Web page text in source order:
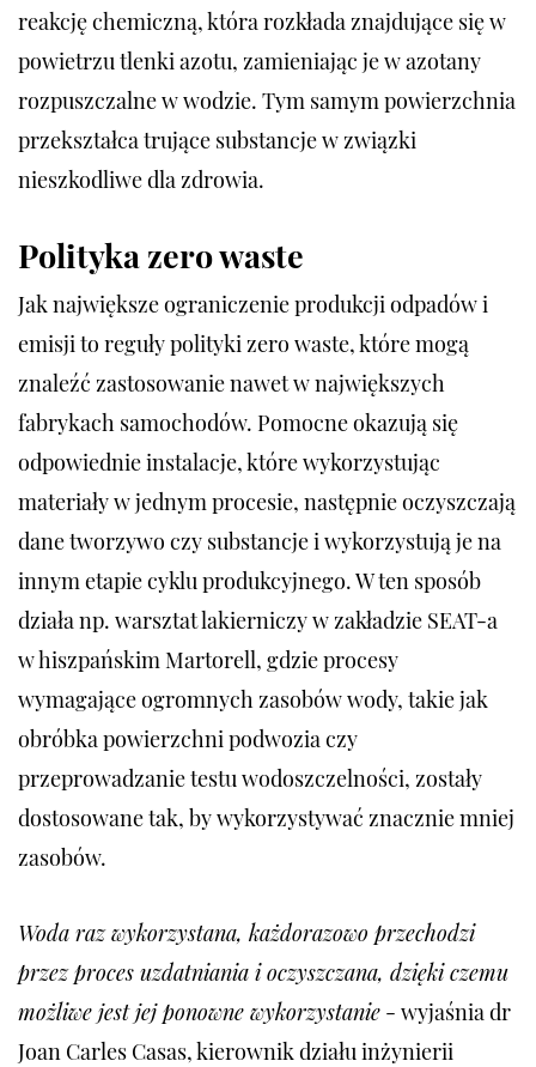
reakcję chemiczną, która rozkłada znajdujące się w
powietrzu tlenki azotu, zamieniając je w azotany
rozpuszczalne w wodzie. Tym samym powierzchnia
przekształca trujące substancje w związki
nieszkodliwe dla zdrowia.
Polityka zero waste
Jak największe ograniczenie produkcji odpadów i
emisji to reguły polityki zero waste, które mogą
znaleźć zastosowanie nawet w największych
fabrykach samochodów. Pomocne okazują się
odpowiednie instalacje, które wykorzystując
materiały w jednym procesie, następnie oczyszczają
dane tworzywo czy substancje i wykorzystują je na
innym etapie cyklu produkcyjnego. W ten sposób
działa np. warsztat lakierniczy w zakładzie SEAT-a
w hiszpańskim Martorell, gdzie procesy
wymagające ogromnych zasobów wody, takie jak
obróbka powierzchni podwozia czy
przeprowadzanie testu wodoszczelności, zostały
dostosowane tak, by wykorzystywać znacznie mniej
zasobów.
Woda raz wykorzystana, każdorazowo przechodzi
przez proces uzdatniania i oczyszczana, dzięki czemu
możliwe jest jej ponowne wykorzystanie - wyjaśnia dr
Joan Carles Casas, kierownik działu inżynierii